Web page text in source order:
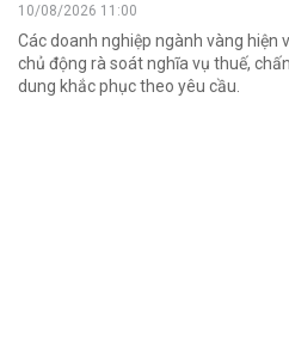
10/08/2026 11:00
Các doanh nghiệp ngành vàng hiện
chủ động rà soát nghĩa vụ thuế,
dung khắc phục theo yêu cầu.